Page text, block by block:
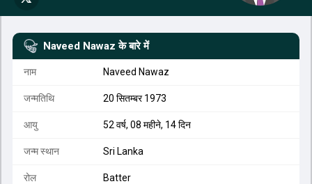
Naveed Nawaz के बारे में
नाम Naveed Nawaz
जन्मतिथि 20 सितम्बर 1973
आयु 52 वर्ष, 08 महीने, 14 दिन
जन्म स्थान Sri Lanka
रोल Batter